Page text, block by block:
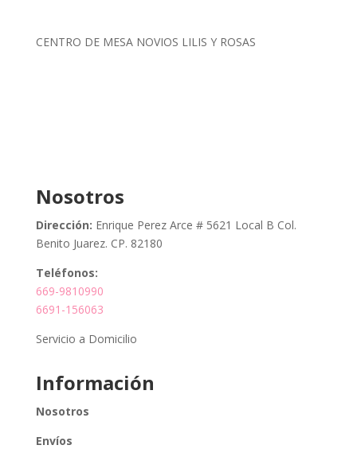
CENTRO DE MESA NOVIOS LILIS Y ROSAS
Nosotros
Dirección: Enrique Perez Arce # 5621 Local B Col.
Benito Juarez. CP. 82180
Teléfonos:
669-9810990
6691-156063
Servicio a Domicilio
Información
Nosotros
Envíos